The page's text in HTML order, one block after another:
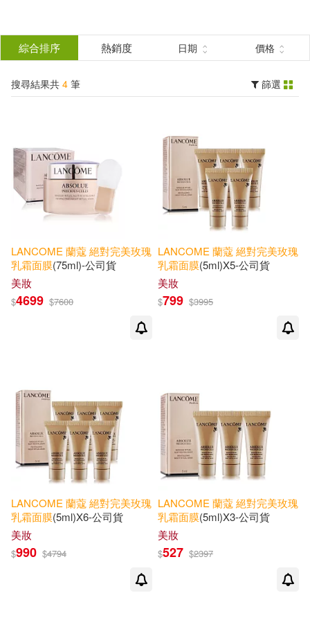
結
選
分類 (單選)
所有商品(4) 美妝(4)
其他 (可複選)
價格
綜合排序 熱銷度 日期 價格
搜尋結果共 4 筆 篩選
LANCOME 蘭蔻絕對完美玫瑰
乳霜面膜(75ml)-公司貨
美妝
$4699 $7600
LANCOME 蘭蔻絕對完美玫瑰
乳霜面膜(5ml)X5-公司貨
美妝
$799 $3995
LANCOME 蘭蔻絕對完美玫瑰
乳霜面膜(5ml)X6-公司貨
美妝
$990 $4794
LANCOME 蘭蔻絕對完美玫瑰
乳霜面膜(5ml)X3-公司貨
美妝
$527 $2397